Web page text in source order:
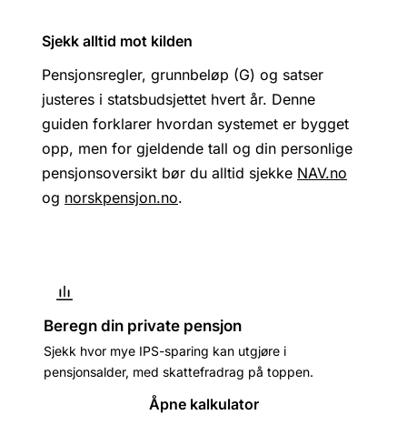
Sjekk alltid mot kilden
Pensjonsregler, grunnbeløp (G) og satser
justeres i statsbudsjettet hvert år. Denne
guiden forklarer hvordan systemet er bygget
opp, men for gjeldende tall og din personlige
pensjonsoversikt bør du alltid sjekke NAV.no
og norskpensjon.no.
Beregn din private pensjon
Sjekk hvor mye IPS-sparing kan utgjøre i
pensjonsalder, med skattefradrag på toppen.
Åpne kalkulator